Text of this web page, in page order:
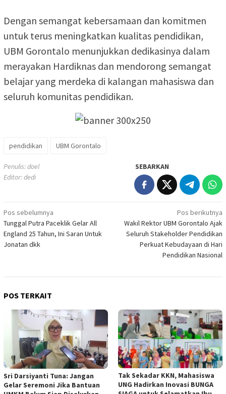
Dengan semangat kebersamaan dan komitmen
untuk terus meningkatkan kualitas pendidikan,
UBM Gorontalo menunjukkan dedikasinya dalam
merayakan Hardiknas dan mendorong semangat
belajar yang merdeka di kalangan mahasiswa dan
seluruh komunitas pendidikan.
pendidikan UBM Gorontalo
Penulis: doel
Editor: dedi
SEBARKAN
Navigasi
pos
Pos sebelumnya
Tunggal Putra Paceklik Gelar All
England 25 Tahun, Ini Saran Untuk
Jonatan dkk
Pos berikutnya
Wakil Rektor UBM Gorontalo Ajak
Seluruh Stakeholder Pendidikan
Perkuat Kebudayaan di Hari
Pendidikan Nasional
POS TERKAIT
Sri Darsiyanti Tuna: Jangan
Gelar Seremoni Jika Bantuan
Tak Sekadar KKN, Mahasiswa
UNG Hadirkan Inovasi BUNGA